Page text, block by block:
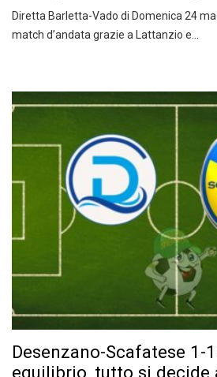
Diretta Barletta-Vado di Domenica 24
match d’andata grazie a Lattanzio e…
Desenzano-Scafatese 1-
equilibrio, tutto si decide